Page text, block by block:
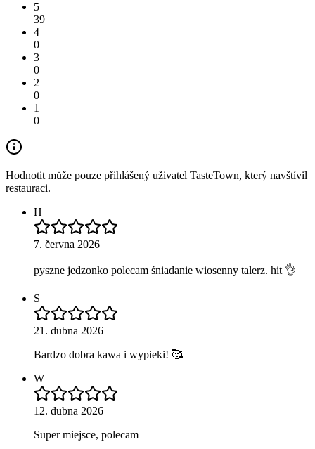
5
39
4
0
3
0
2
0
1
0
Hodnotit může pouze přihlášený uživatel TasteTown, který navštívil
restauraci.
H
7. června 2026
pyszne jedzonko polecam śniadanie wiosenny talerz. hit 👌
S
21. dubna 2026
Bardzo dobra kawa i wypieki! 🥰
W
12. dubna 2026
Super miejsce, polecam